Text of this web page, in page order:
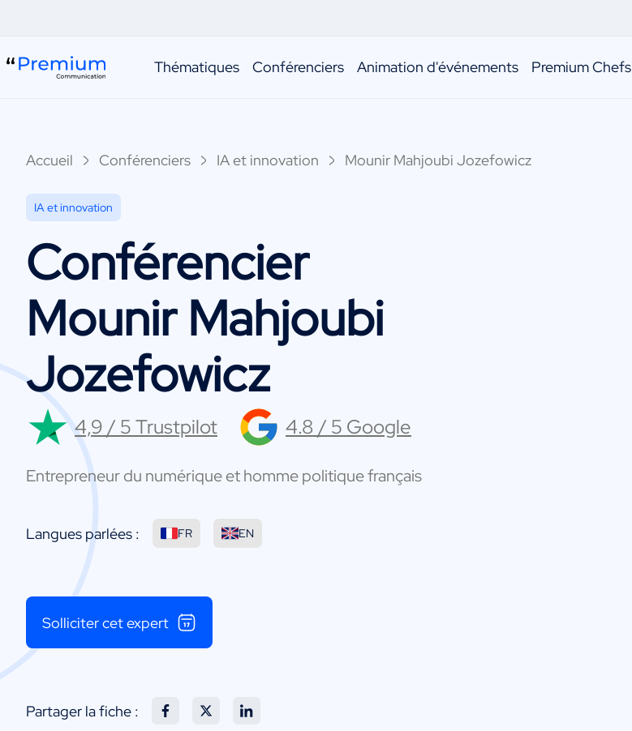
Thématiques Conférenciers Animation d'événements Premium Chefs
Accueil Conférenciers IA et innovation Mounir Mahjoubi Jozefowicz
IA et innovation
Conférencier
Mounir Mahjoubi
Jozefowicz
4,9 / 5 Trustpilot 4.8 / 5 Google
Entrepreneur du numérique et homme politique français
Langues parlées : FR EN
Solliciter cet expert
Partager la fiche :